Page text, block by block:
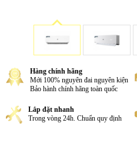
Hàng chính hãng
Mới 100% nguyên đai nguyên kiện
Bảo hành chính hãng toàn quốc
Lắp đặt nhanh
Trong vòng 24h. Chuẩn quy định